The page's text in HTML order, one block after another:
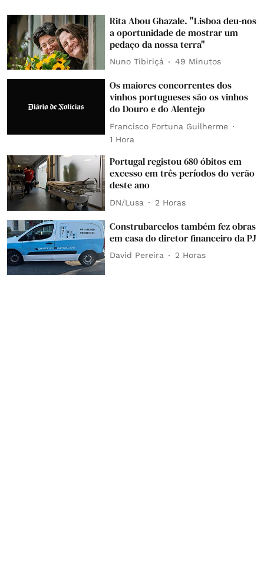
Rita Abou Ghazale. "Lisboa deu-nos
a oportunidade de mostrar um
pedaço da nossa terra"
Nuno Tibiriçá 49 Minutos
Os maiores concorrentes dos
vinhos portugueses são os vinhos
do Douro e do Alentejo
Francisco Fortuna Guilherme
1 Hora
Portugal registou 680 óbitos em
excesso em três períodos do verão
deste ano
DN/Lusa 2 Horas
Construbarcelos também fez obras
em casa do diretor financeiro da PJ
David Pereira 2 Horas